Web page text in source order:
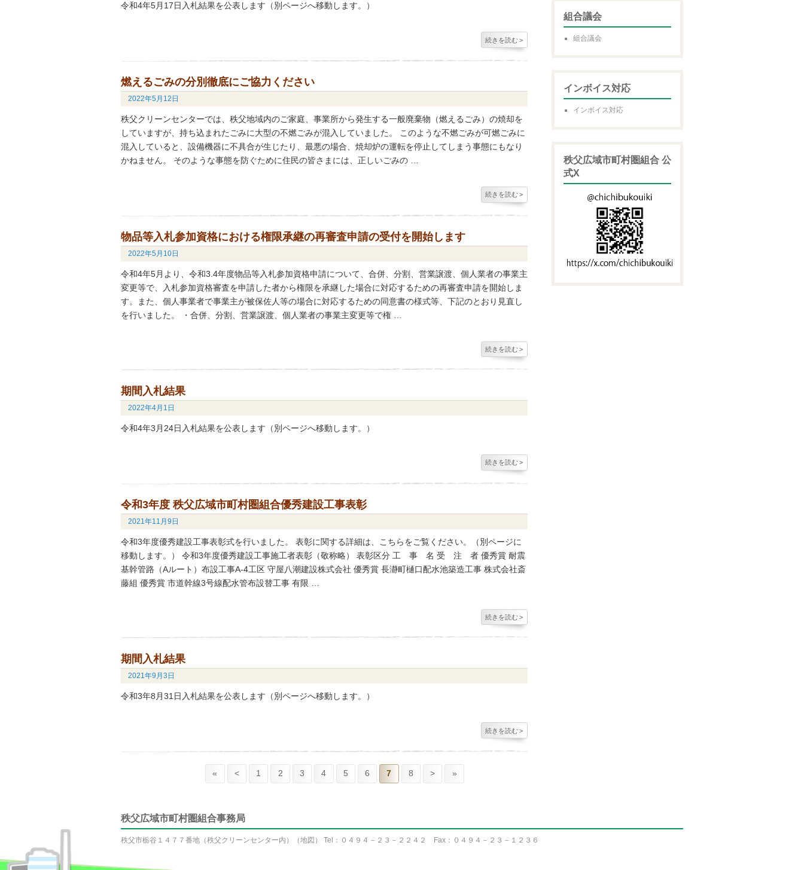
令和4年5月17日入札結果を公表します（別ページへ移動します。）
続きを読む >
燃えるごみの分別徹底にご協力ください
2022年5月12日
秩父クリーンセンターでは、秩父地域内のご家庭、事業所から発生する一般廃棄物（燃えるごみ）の焼却を
していますが、持ち込まれたごみに大型の不燃ごみが混入していました。 このような不燃ごみが可燃ごみに
混入していると、設備機器に不具合が生じたり、最悪の場合、焼却炉の運転を停止してしまう事態にもなり
かねません。 そのような事態を防ぐために住民の皆さまには、正しいごみの …
続きを読む >
物品等入札参加資格における権限承継の再審査申請の受付を開始します
2022年5月10日
令和4年5月より、令和3.4年度物品等入札参加資格申請について、合併、分割、営業譲渡、個人業者の事業主
変更等で、入札参加資格審査を申請した者から権限を承継した場合に対応するための再審査申請を開始しま
す。また、個人事業者で事業主が被保佐人等の場合に対応するための同意書の様式等、下記のとおり見直し
を行いました。 ・合併、分割、営業譲渡、個人業者の事業主変更等で権 …
続きを読む >
期間入札結果
2022年4月1日
令和4年3月24日入札結果を公表します（別ページへ移動します。）
続きを読む >
令和3年度 秩父広域市町村圏組合優秀建設工事表彰
2021年11月9日
令和3年度優秀建設工事表彰式を行いました。 表彰に関する詳細は、こちらをご覧ください。（別ページに
移動します。） 令和3年度優秀建設工事施工者表彰（敬称略） 表彰区分 工 事 名 受 注 者 優秀賞 耐震
基幹管路（Aルート）布設工事A-4工区 守屋八潮建設株式会社 優秀賞 長瀞町樋口配水池築造工事 株式会社斎
藤組 優秀賞 市道幹線3号線配水管布設替工事 有限 …
続きを読む >
期間入札結果
2021年9月3日
令和3年8月31日入札結果を公表します（別ページへ移動します。）
続きを読む >
« < 1 2 3 4 5 6 7 8 > »
組合議会
組合議会
インボイス対応
インボイス対応
秩父広域市町村圏組合 公
式X
秩父広域市町村圏組合事務局
秩父市栃谷１４７７番地（秩父クリーンセンター内）（地図 ） Tel：０４９４－２３－２２４２ Fax：０４９４－２３－１２３６